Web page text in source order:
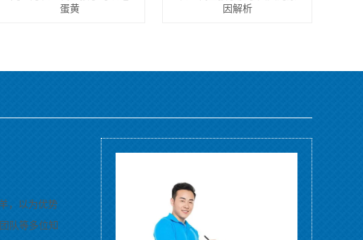
蛋黄
因解析
，以为优势
队等多位知